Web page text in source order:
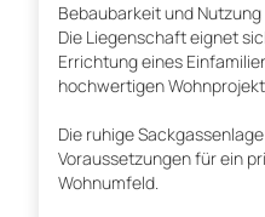
Bebaubarkeit und Nutzung
Die Liegenschaft eignet
Errichtung eines
hochwertigen
Die ruhige
Voraussetzungen für ein
Wohnumfeld.